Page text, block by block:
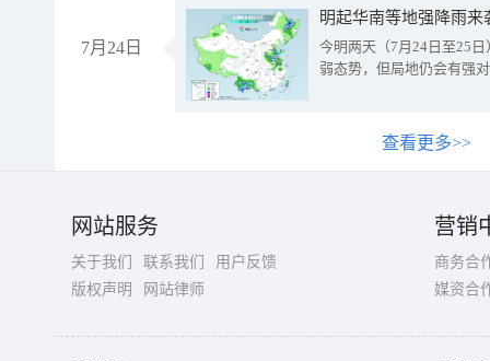
7月24日
明起华南等地强降雨
今明两天（7月24日至25
弱态势，但局地仍会有强
查看更多>>
网站服务
关于我们 联系我们
用户反馈
版权声明
网站律师
营销
商务合
媒资合